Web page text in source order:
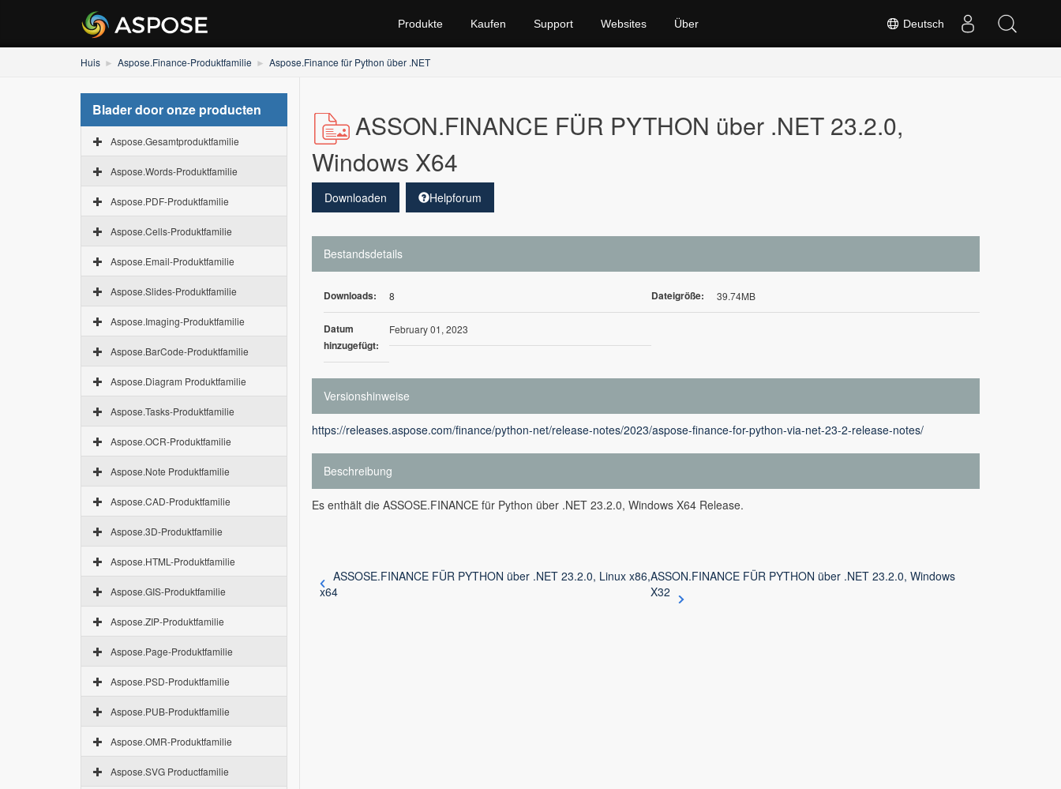
Deutsch
Produkte Kaufen Support Websites Über
Huis Aspose.Finance-Produktfamilie Aspose.Finance für Python über .NET
Blader door onze producten
Aspose.Gesamtproduktfamilie
Aspose.Words-Produktfamilie
Aspose.PDF-Produktfamilie
Aspose.Cells-Produktfamilie
Aspose.Email-Produktfamilie
Aspose.Slides-Produktfamilie
Aspose.Imaging-Produktfamilie
Aspose.BarCode-Produktfamilie
Aspose.Diagram Produktfamilie
Aspose.Tasks-Produktfamilie
Aspose.OCR-Produktfamilie
Aspose.Note Produktfamilie
Aspose.CAD-Produktfamilie
Aspose.3D-Produktfamilie
Aspose.HTML-Produktfamilie
Aspose.GIS-Produktfamilie
Aspose.ZIP-Produktfamilie
Aspose.Page-Produktfamilie
Aspose.PSD-Produktfamilie
Aspose.PUB-Produktfamilie
Aspose.OMR-Produktfamilie
Aspose.SVG Productfamilie
ASSON.FINANCE FÜR PYTHON über .NET 23.2.0,
Windows X64
Downloaden Helpforum
Bestandsdetails
Downloads: 8 Dateigröße: 39.74MB
Datum
hinzugefügt:
February 01, 2023
Versionshinweise
https://releases.aspose.com/finance/python-net/release-notes/2023/aspose-finance-for-python-via-net-23-2-release-notes/
Beschreibung
Es enthält die ASSOSE.FINANCE für Python über .NET 23.2.0, Windows X64 Release.
ASSOSE.FINANCE FÜR PYTHON über .NET 23.2.0, Linux x86,
x64
ASSON.FINANCE FÜR PYTHON über .NET 23.2.0, Windows
X32